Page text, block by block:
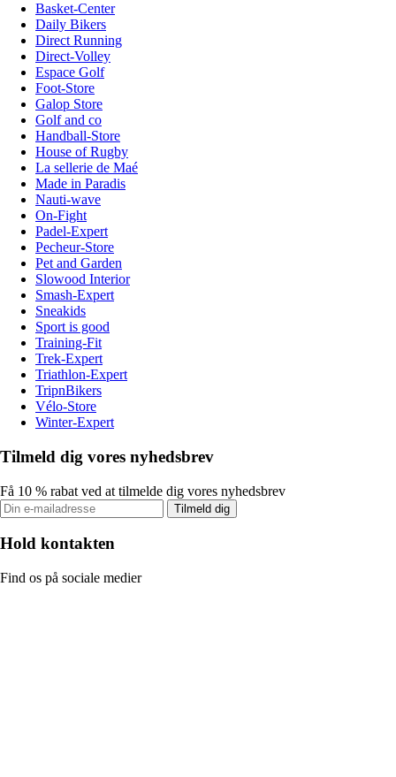
Basket-Center
Daily Bikers
Direct Running
Direct-Volley
Espace Golf
Foot-Store
Galop Store
Golf and co
Handball-Store
House of Rugby
La sellerie de Maé
Made in Paradis
Nauti-wave
On-Fight
Padel-Expert
Pecheur-Store
Pet and Garden
Slowood Interior
Smash-Expert
Sneakids
Sport is good
Training-Fit
Trek-Expert
Triathlon-Expert
TripnBikers
Vélo-Store
Winter-Expert
Tilmeld dig vores nyhedsbrev
Få 10 % rabat ved at tilmelde dig vores nyhedsbrev
Tilmeld dig
Hold kontakten
Find os på sociale medier